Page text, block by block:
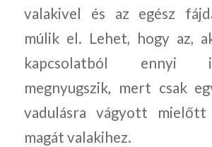
valakivel és az egész
múlik el. Lehet, hogy az,
kapcsolatból
megnyugszik, mert csak
vadulásra vágyott mielőtt
magát valakihez.